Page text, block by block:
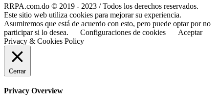
RRPA.com.do © 2019 - 2023 / Todos los derechos reservados.
Este sitio web utiliza cookies para mejorar su experiencia.
Asumiremos que está de acuerdo con esto, pero puede optar por no
participar si lo desea.
Configuraciones de cookies
Aceptar
Privacy & Cookies Policy
Cerrar
Privacy Overview